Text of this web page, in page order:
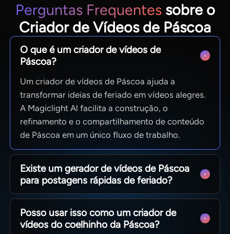
Perguntas Frequentessobre o
Criador de Vídeos de Páscoa
O que é um criador de vídeos de
Páscoa?
Um criador de vídeos de Páscoa ajuda a
transformar ideias de feriado em vídeos alegres.
A Magiclight Al facilita a construção, o
refinamento e o compartilhamento de conteúdo
de Páscoa em um único fluxo de trabalho.
Existe um gerador de vídeos de Páscoa
para postagens rápidas de feriado?
Sim. A Magiclight Al ajuda você a criar vídeos
curtos de Páscoa mais rapidamente com edição
de storyboard, capas, legendas e ferramentas de
Posso usar isso como um criador de
vídeos do coelhinho da Páscoa?